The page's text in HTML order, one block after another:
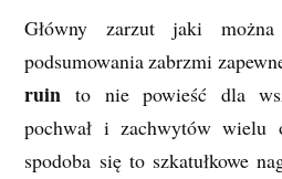
Główny zarzut jaki
podsumowania zabrzmi
ruin to nie powieść dla
pochwał i zachwytów wielu
spodoba się to szkatułkowe